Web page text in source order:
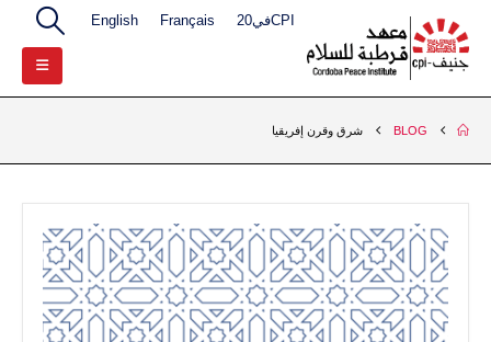
CPIفي20 Français
English
BLOG شرق وقرن إفريقيا